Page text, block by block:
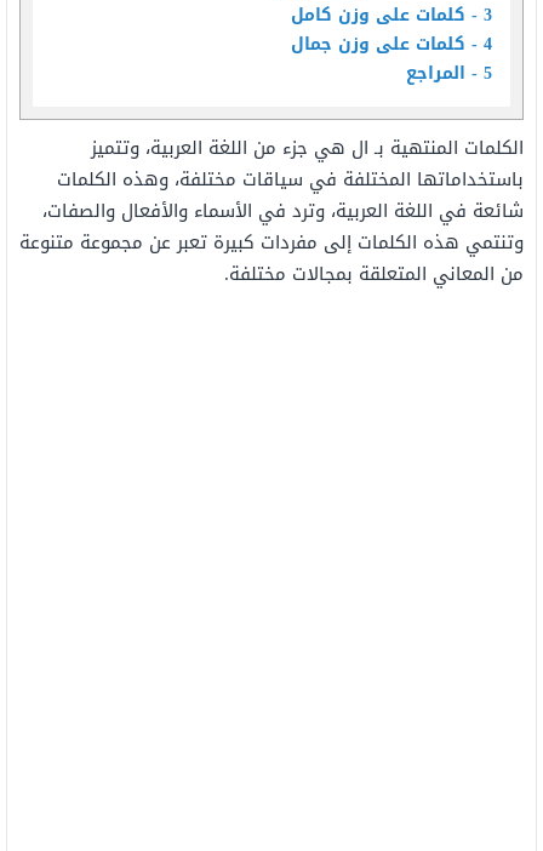
3 كلمات على وزن كامل
4 كلمات على وزن جمال
5 المراجع
الكلمات المنتهية بـ ال هي جزء من اللغة العربية، وتتميز
باستخداماتها المختلفة في سياقات مختلفة، وهذه الكلمات
شائعة في اللغة العربية، وترد في الأسماء والأفعال والصفات،
وتنتمي هذه الكلمات إلى مفردات كبيرة تعبر عن مجموعة متنوعة
من المعاني المتعلقة بمجالات مختلفة.